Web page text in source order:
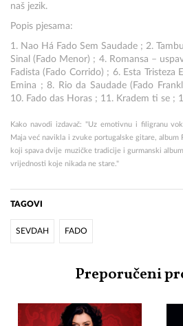
naš jezik.
Popis pjesama:
1. Nao Há Fado Sem Saudade ; 2.
Sinal (Fado Menor) ; 4. Romansa –
Fadista (Fado Corrido) ; 6. Esta Tristeza
Emina ; 8. Rio da Saudade (Fado
10. Fado das Horas ; 11. Kradem ti se ;
Kako navodi izdavač: "Uz emotivnu i filigranu
Maja već navikla i zvuke portugalske gitare,
koji spava dvije muzičke tradicije i gurmanski
vrijednosti koje nikada ne stare."
TAGOVI
SEVDAH FADO
Preporučeni